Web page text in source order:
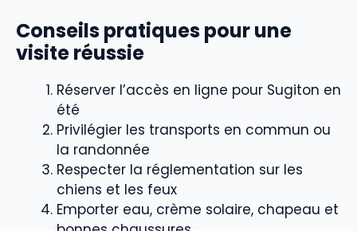
Conseils pratiques pour une
visite réussie
Réserver l’accès en ligne pour Sugiton en
été
Privilégier les transports en commun ou
la randonnée
Respecter la réglementation sur les
chiens et les feux
Emporter eau, crème solaire, chapeau et